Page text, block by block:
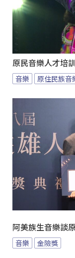
原民音樂人才培
音樂 原住民族音
阿美族生音樂談
音樂 金險獎